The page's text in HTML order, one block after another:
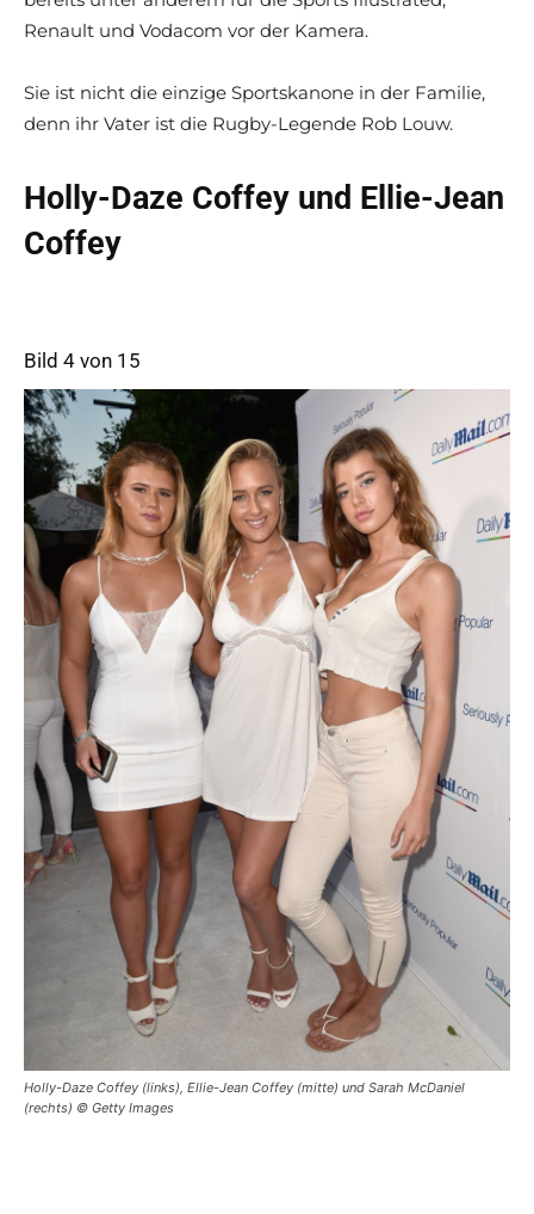
Renault und Vodacom vor der Kamera.
Sie ist nicht die einzige Sportskanone in der Familie,
denn ihr Vater ist die Rugby-Legende Rob Louw.
Holly-Daze Coffey und Ellie-Jean
Coffey
Bild 4 von 15
Holly-Daze Coffey (links), Ellie-Jean Coffey (mitte) und Sarah McDaniel
(rechts) © Getty Images